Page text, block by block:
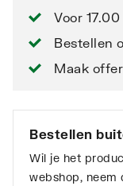
Voor
Bestellen
Maak
Bestellen
Wil je het
webshop, neem